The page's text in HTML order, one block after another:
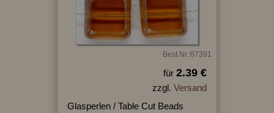
Best.Nr.:67391
für 2.39 €
zzgl. Versand
Glasperlen / Table Cut Beads